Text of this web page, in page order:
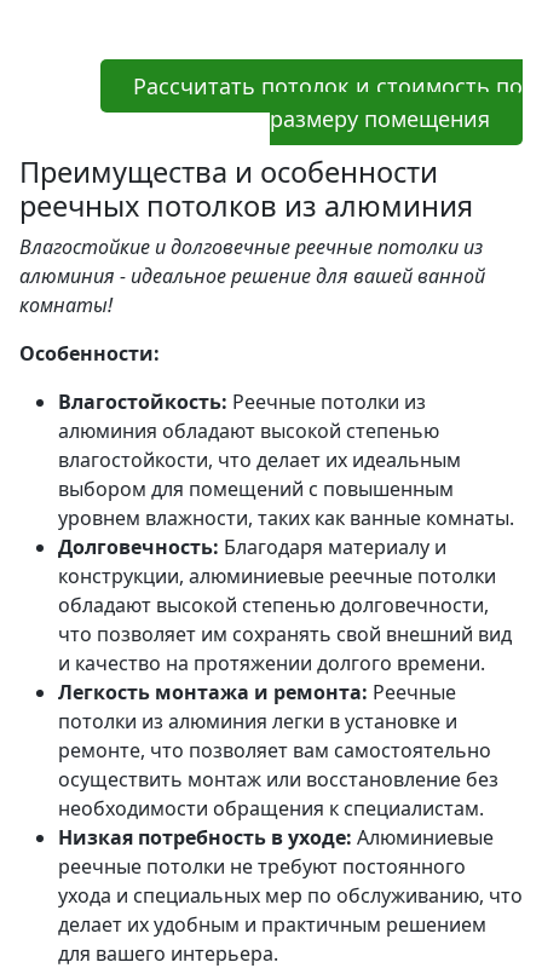
Рассчитать потолок и стоимость по
размеру помещения
Преимущества и особенности
реечных потолков из алюминия
Влагостойкие и долговечные реечные потолки из
алюминия - идеальное решение для вашей ванной
комнаты!
Особенности:
Влагостойкость: Реечные потолки из
алюминия обладают высокой степенью
влагостойкости, что делает их идеальным
выбором для помещений с повышенным
уровнем влажности, таких как ванные комнаты.
Долговечность: Благодаря материалу и
конструкции, алюминиевые реечные потолки
обладают высокой степенью долговечности,
что позволяет им сохранять свой внешний вид
и качество на протяжении долгого времени.
Легкость монтажа и ремонта: Реечные
потолки из алюминия легки в установке и
ремонте, что позволяет вам самостоятельно
осуществить монтаж или восстановление без
необходимости обращения к специалистам.
Низкая потребность в уходе: Алюминиевые
реечные потолки не требуют постоянного
ухода и специальных мер по обслуживанию, что
делает их удобным и практичным решением
для вашего интерьера.